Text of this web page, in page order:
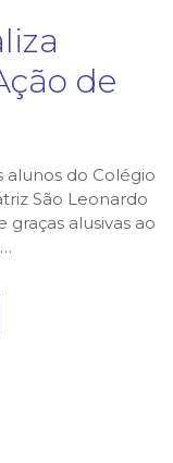
de
alunos do Colégio
São Leonardo
alusivas ao